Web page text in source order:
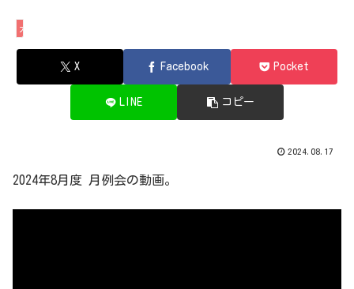
大会動画
X Facebook Pocket
LINE コピー
2024.08.17
2024年8月度 月例会の動画。